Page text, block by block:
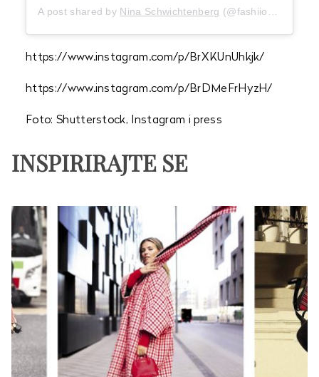
A post shared by Nina Schwichtenberg (@fashiioncarpet) on
https://www.instagram.com/p/BrXKUnUhkjk/
https://www.instagram.com/p/BrDMeFrHyzH/
Foto: Shutterstock, Instagram i press
INSPIRIRAJTE SE